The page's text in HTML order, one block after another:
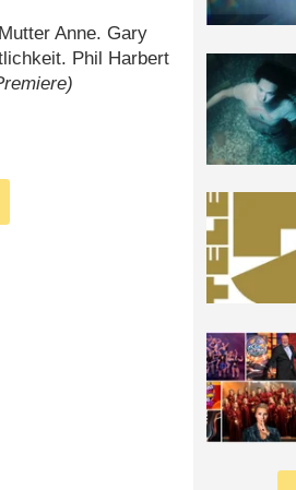
Anne. Gary
Phil Harbert